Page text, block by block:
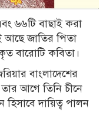
৬৬টি বাছাই করা
আছে জাতির পিতা
বারোটি কবিতা।
বাংলাদেশের
তার আগে তিনি চীনে
দায়িত্ব পালন